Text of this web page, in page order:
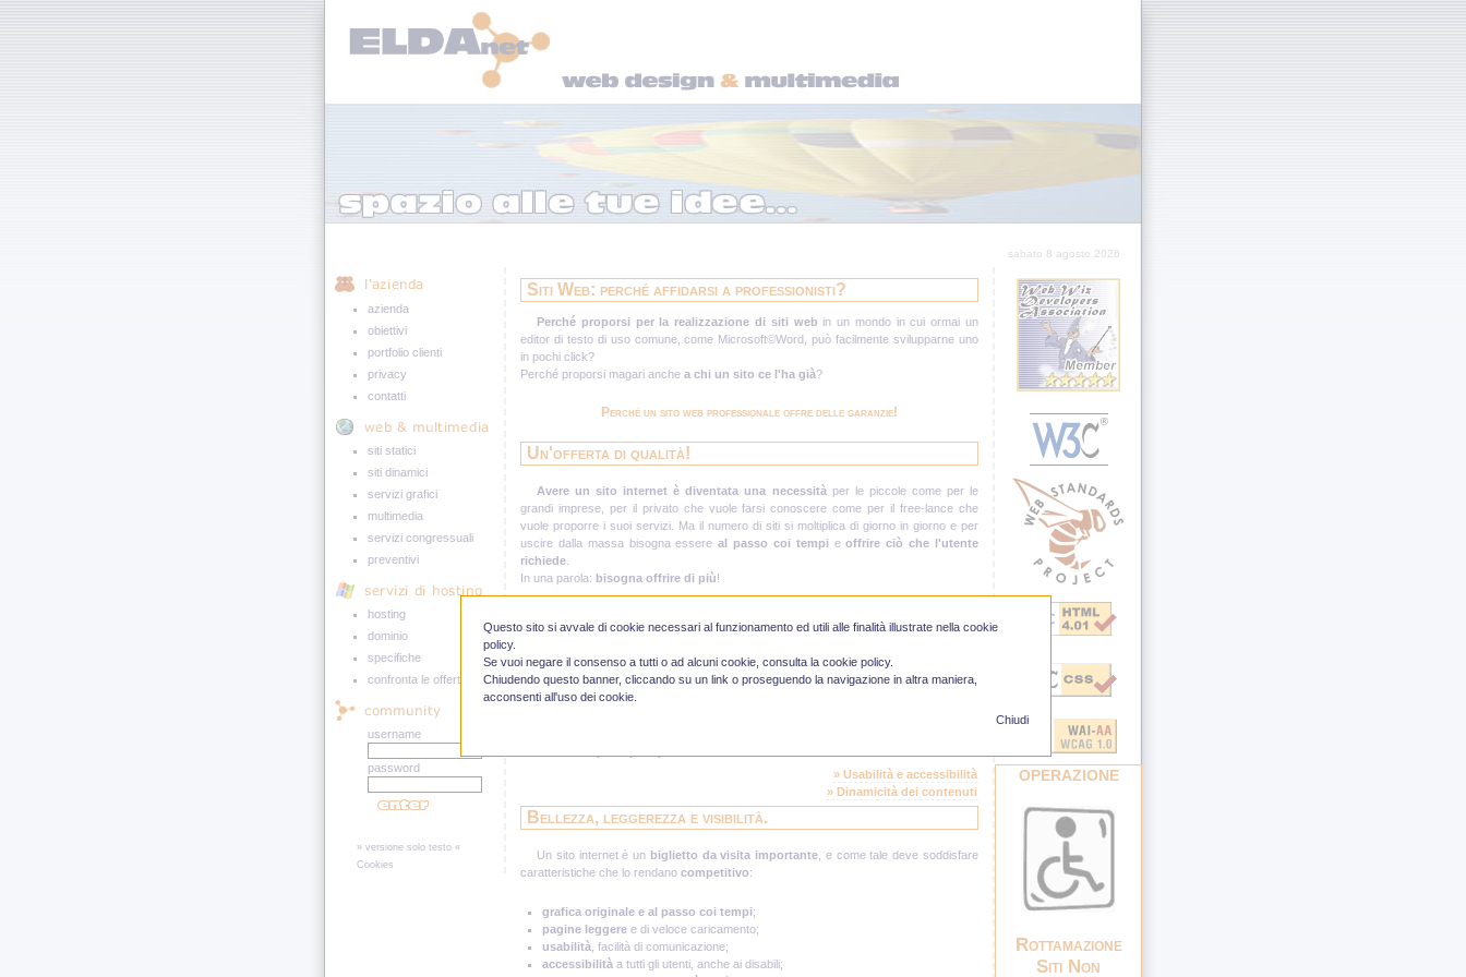
sabato 8 agosto 2026
azienda
obiettivi
portfolio clienti
privacy
contatti
siti statici
siti dinamici
servizi grafici
multimedia
servizi congressuali
preventivi
hosting
dominio
specifiche
confronta le offerte!
username
password
» versione solo testo «
Cookies
OPERAZIONE
Rottamazione
Siti Non
Siti Web: perché affidarsi a professionisti?
Perché proporsi per la realizzazione di siti web in un mondo in cui ormai un
editor di testo di uso comune, come Microsoft©Word , può facilmente svilupparne uno
in pochi click?
Perché proporsi magari anche a chi un sito ce l'ha già?
Perché un sito web professionale offre delle garanzie!
Un'offerta di qualità!
Avere un sito internet è diventata una necessità per le piccole come per le
grandi imprese, per il privato che vuole farsi conoscere come per il free-lance che
vuole proporre i suoi servizi. Ma il numero di siti si moltiplica di giorno in giorno e per
uscire dalla massa bisogna essereal passo coi tempi eoffrire ciò che l'utente
richiede
In una parola: bisogna offrire di più!
» Glistandard web: la nostra missione
Usabilità e accessibilità.
In un mondo che cambia e volge sempre più verso la globalizzazione, Internet ha il
gravoso compito diandare incontro alle esigenze di un pubblico sempre più
vasto ed esigente, di
» Usabilità e accessibilità
» Dinamicità dei contenuti
Bellezza, leggerezza e visibilità.
Un sito internet è un biglietto da visita importante , e come tale deve soddisfare
caratteristiche che lo rendano competitivo:
grafica originale e al passo coi tempi;
pagine leggere e di veloce caricamento;
usabilità , facilità di comunicazione;
accessibilità a tutti gli utenti, anche ai disabili;
Questo sito si avvale di cookie necessari al funzionamento ed utili alle finalità illustrate nella cookie
policy.
Se vuoi negare il consenso a tutti o ad alcuni cookie, consulta la cookie policy.
Chiudendo questo banner, cliccando su un link o proseguendo la navigazione in altra maniera,
acconsenti all'uso dei cookie.
Chiudi